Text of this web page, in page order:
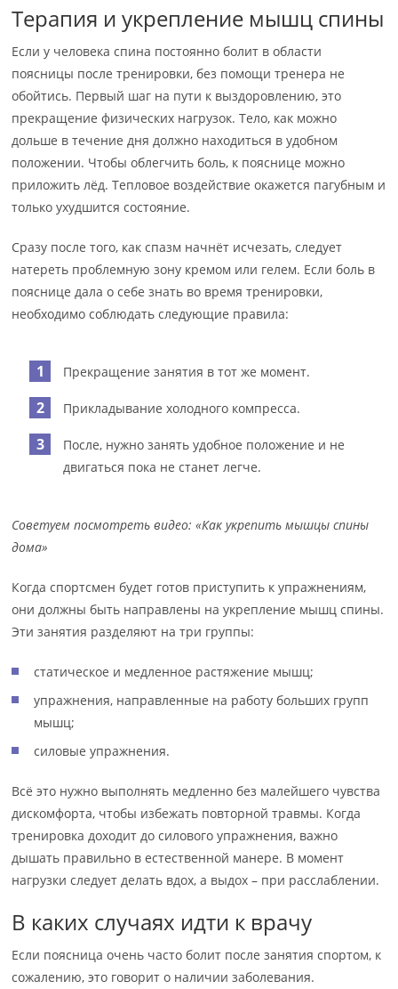
Терапия и укрепление мышц спины
Если у человека спина постоянно болит в области
поясницы после тренировки, без помощи тренера не
обойтись. Первый шаг на пути к выздоровлению, это
прекращение физических нагрузок. Тело, как можно
дольше в течение дня должно находиться в удобном
положении. Чтобы облегчить боль, к пояснице можно
приложить лёд. Тепловое воздействие окажется пагубным и
только ухудшится состояние.
Сразу после того, как спазм начнёт исчезать, следует
натереть проблемную зону кремом или гелем. Если боль в
пояснице дала о себе знать во время тренировки,
необходимо соблюдать следующие правила:
Прекращение занятия в тот же момент.
Прикладывание холодного компресса.
После, нужно занять удобное положение и не
двигаться пока не станет легче.
Советуем посмотреть видео: «Как укрепить мышцы спины
дома»
Когда спортсмен будет готов приступить к упражнениям,
они должны быть направлены на укрепление мышц спины.
Эти занятия разделяют на три группы:
статическое и медленное растяжение мышц;
упражнения, направленные на работу больших групп
мышц;
силовые упражнения.
Всё это нужно выполнять медленно без малейшего чувства
дискомфорта, чтобы избежать повторной травмы. Когда
тренировка доходит до силового упражнения, важно
дышать правильно в естественной манере. В момент
нагрузки следует делать вдох, а выдох – при расслаблении.
В каких случаях идти к врачу
Если поясница очень часто болит после занятия спортом, к
сожалению, это говорит о наличии заболевания.